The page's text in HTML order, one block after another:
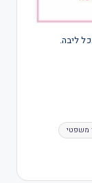
ליבה.
משפטי